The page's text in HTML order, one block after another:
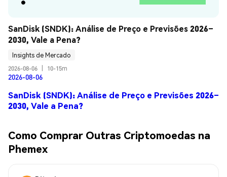
SanDisk (SNDK): Análise de Preço e Previsões 2026–
2030, Vale a Pena?
Insights de Mercado
2026-08-06
10-15m
2026-08-06
SanDisk (SNDK): Análise de Preço e Previsões 2026–
2030, Vale a Pena?
Como Comprar Outras Criptomoedas na
Phemex